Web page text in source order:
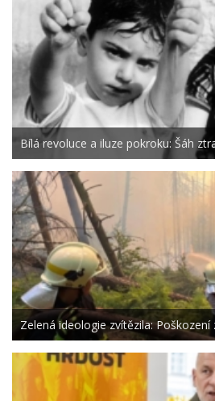
Bílá revoluce a iluze pokroku: Šáh
Zelená ideologie zvítězila: Poškození